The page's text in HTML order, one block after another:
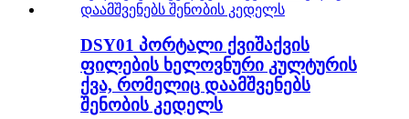
DSY01 პორტალი ქვიშაქვის
ფილების ხელოვნური კულტურის
ქვა, რომელიც დაამშვენებს
შენობის კედელს